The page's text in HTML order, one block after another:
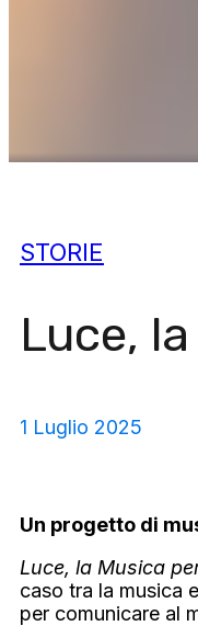
STORIE
Luce,
1 Luglio 2025
Un progetto di
Luce, la Musica
caso tra la musica
per comunicare al